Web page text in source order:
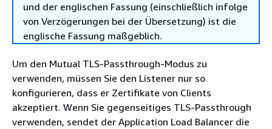
und der englischen Fassung (einschließlich infolge
von Verzögerungen bei der Übersetzung) ist die
englische Fassung maßgeblich.
Um den Mutual TLS-Passthrough-Modus zu
verwenden, müssen Sie den Listener nur so
konfigurieren, dass er Zertifikate von Clients
akzeptiert. Wenn Sie gegenseitiges TLS-Passthrough
verwenden, sendet der Application Load Balancer die